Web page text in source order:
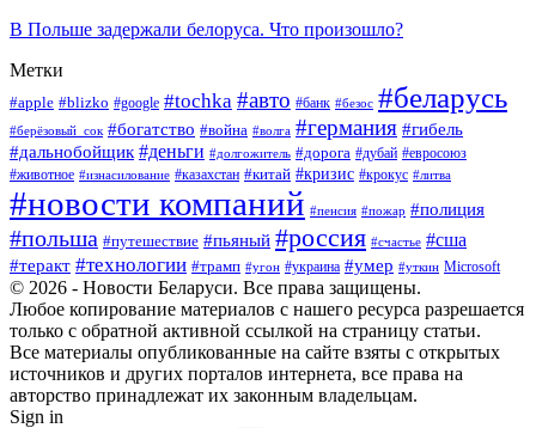
В Польше задержали белоруса. Что произошло?
Метки
#apple #blizko #google #tochka #авто #банк #безос #беларусь
#берёзовый_сок #богатство #война #волга #германия #гибель
#дальнобойщик #деньги #долгожитель #дорога #дубай #евросоюз
#животное #изнасилование #казахстан #китай #кризис #крокус #литва
#новости компаний #пенсия #пожар #полиция
#польша #путешествие #пьяный #россия #счастье #сша
#теракт #технологии #трамп #угон #украина #умер #уткин Microsoft
© 2026 - Новости Беларуси. Все права защищены.
Любое копирование материалов с нашего ресурса разрешается
только с обратной активной ссылкой на страницу статьи.
Все материалы опубликованные на сайте взяты с открытых
источников и других порталов интернета, все права на
авторство принадлежат их законным владельцам.
Sign in